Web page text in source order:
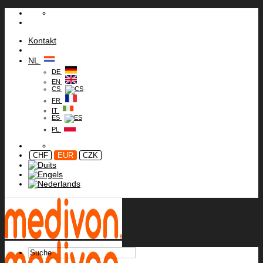
naar
Kontakt
NL
DE
EN
CS
FR
IT
ES
PL
CHF EUR CZK
Zoeken
naar: